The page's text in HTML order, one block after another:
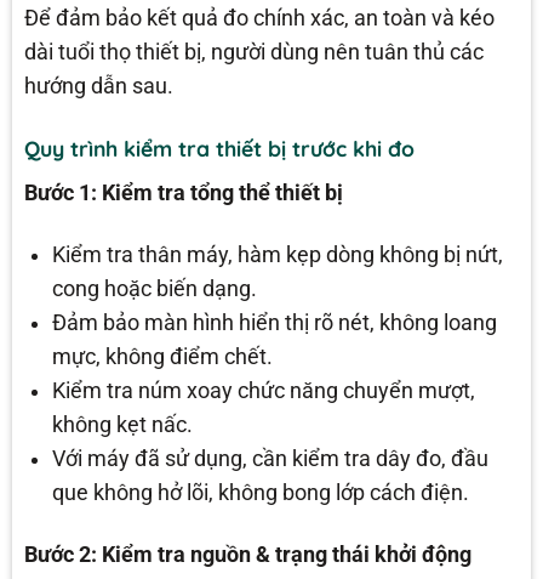
Để đảm bảo kết quả đo chính xác, an toàn và kéo
dài tuổi thọ thiết bị, người dùng nên tuân thủ các
hướng dẫn sau.
Quy trình kiểm tra thiết bị trước khi đo
Bước 1: Kiểm tra tổng thể thiết bị
Kiểm tra thân máy, hàm kẹp dòng không bị nứt,
cong hoặc biến dạng.
Đảm bảo màn hình hiển thị rõ nét, không loang
mực, không điểm chết.
Kiểm tra núm xoay chức năng chuyển mượt,
không kẹt nấc.
Với máy đã sử dụng, cần kiểm tra dây đo, đầu
que không hở lõi, không bong lớp cách điện.
Bước 2: Kiểm tra nguồn & trạng thái khởi động